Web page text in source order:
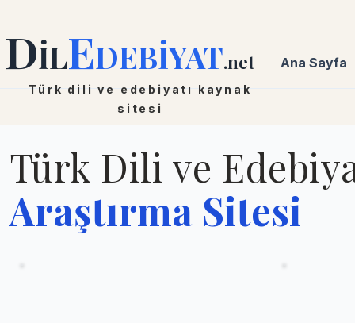
DİLEDEBİYAT.net Ana Sayfa
Türk dili ve edebiyatı kaynak
sitesi
Türk Dili ve
Araştırma Sitesi